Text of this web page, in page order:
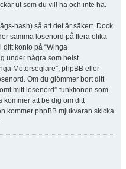
ut som du vill ha och inte ha.
hash) så att det är säkert. Dock
samma lösenord på flera olika
konto på “Winga
under några som helst
Motorseglare”, phpBB eller
Om du glömmer bort ditt
mitt lösenord”-funktionen som
kommer att be dig om ditt
kommer phpBB mjukvaran skicka